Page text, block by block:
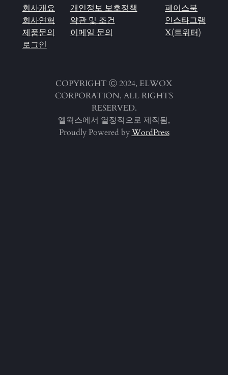
회사개요
회사연혁
제품문의
로그인
개인정보 보호정책
약관 및 조건
이메일 문의
페이스북
인스타그램
X(트위터)
COPYRIGHT Ⓒ 2024, ELWOX
CORPORATION, ALL RIGHTS
RESERVED.
엘웍스에서 열정적으로 제작됨,
Proudly Powered byWordPress